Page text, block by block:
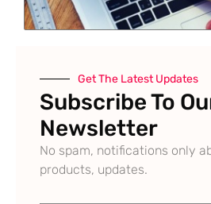
Get The Latest Updates
Subscribe To
Newsletter
No spam, notifications only
products, updates.